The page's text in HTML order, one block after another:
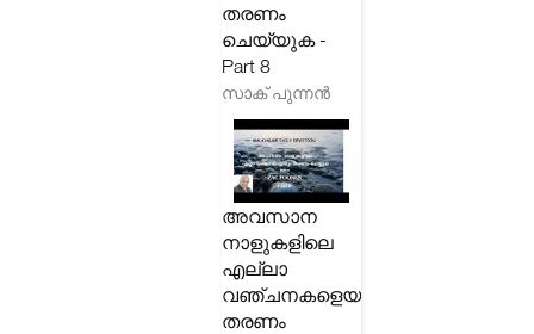
തരണം
ചെയ്യുക -
Part 8
സാക് പുന്നൻ
അവസാന
നാളുകളിലെ
എല്ലാ
വഞ്ചനകളെയും
തരണം